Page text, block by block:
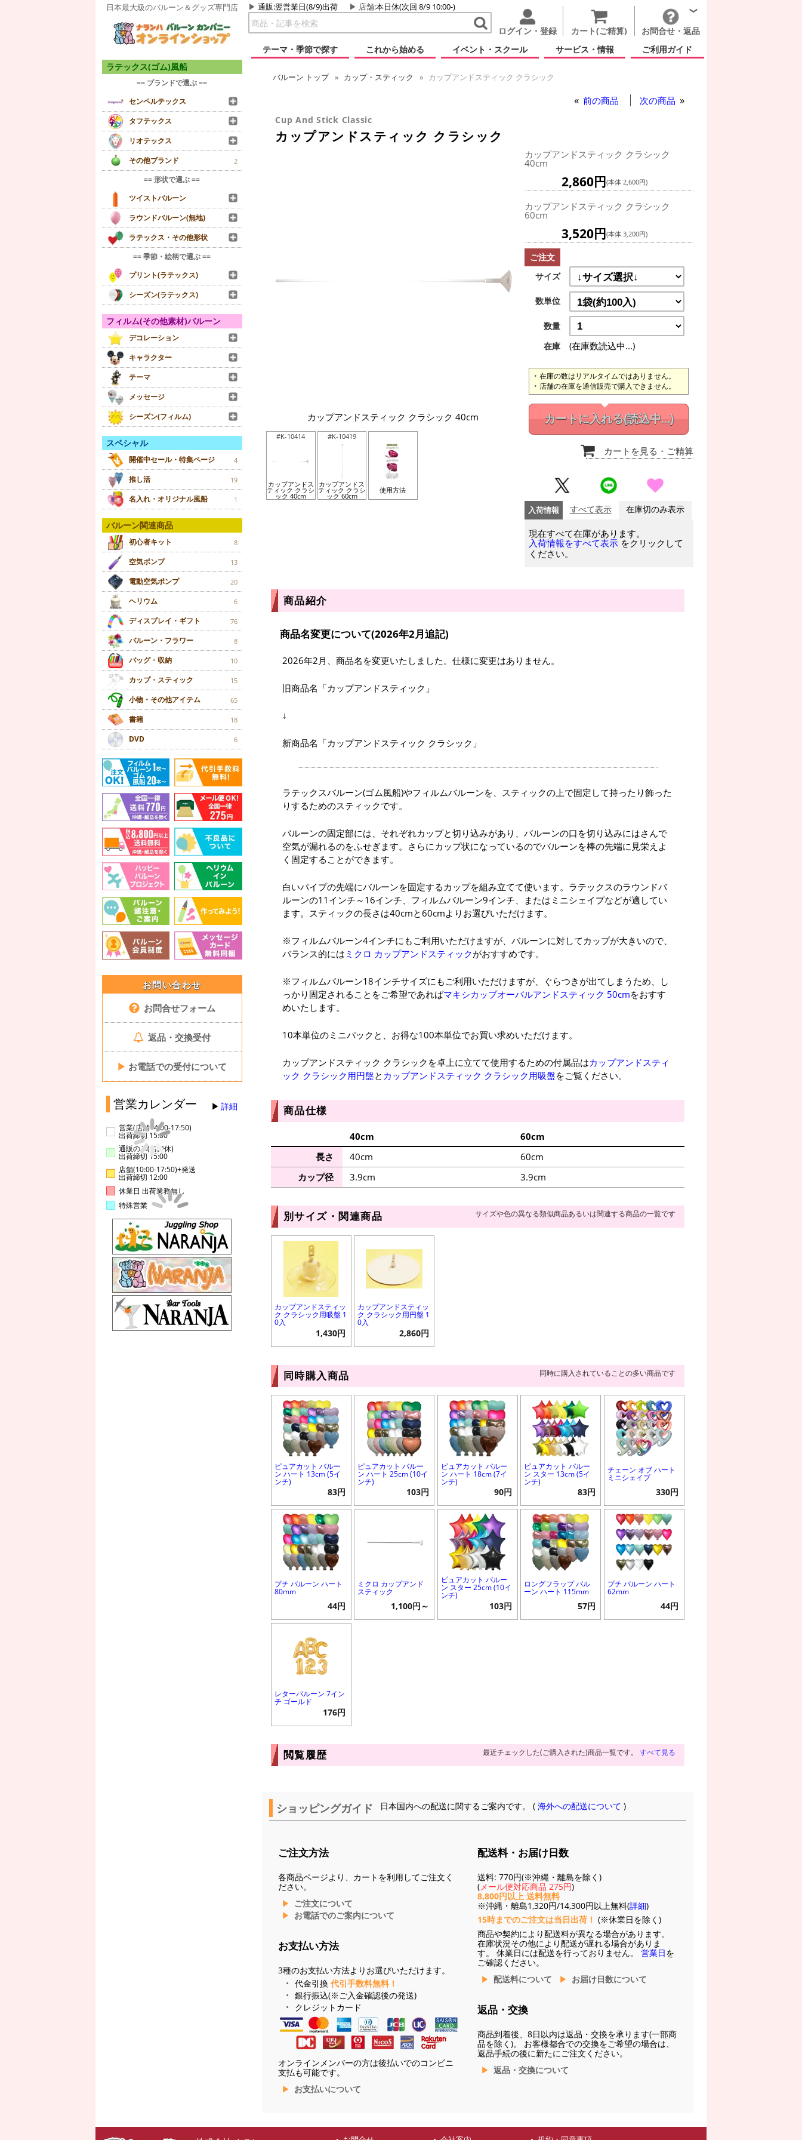
日本最大級のバルーン＆グッズ専門店 通販:翌営業日(8/9)出荷 店舗:本日休(次回 8/9 10:00-)
ログイン・登録 カート(ご精算)
お問合せ・返品
テーマ・季節で探す
これから始める イベント・スクール サービス・情報 ご利用ガイド
ラテックス(ゴム)風船
== ブランドで選ぶ ==
センペルテックス
タフテックス
リオテックス
その他ブランド
2
== 形状で選ぶ ==
ツイストバルーン
ラウンドバルーン(無地)
ラテックス・その他形状
== 季節・絵柄で選ぶ ==
プリント(ラテックス)
シーズン(ラテックス)
フィルム(その他素材)バルーン
デコレーション
キャラクター
テーマ
メッセージ
シーズン(フィルム)
スペシャル
開催中セール・特集ページ 4
推し活 19
名入れ・オリジナル風船 1
バルーン関連商品
初心者キット 8
空気ポンプ 13
電動空気ポンプ 20
ヘリウム 6
ディスプレイ・ギフト 76
バルーン・フラワー 8
バッグ・収納 10
カップ・スティック 15
小物・その他アイテム 65
書籍 18
DVD 6
お問い合わせ
お問合せフォーム
返品・交換受付
▶ お電話での受付について
営業カレンダー 詳細
営業(店舗14:00-17:50)
出荷締切 15:00
通販のみ(店舗休)
出荷締切 15:00
店舗(10:00-17:50)+発送
出荷締切 12:00
休業日 出荷業務無し
特殊営業
バルーン トップ カップ・スティック カップアンドスティック クラシック
前の商品 次の商品
Cup And Stick Classic
カップアンドスティック クラシック
カップアンドスティック クラシック 40cm
#K-10414
カップアンドス
ティック クラシ
ック 40cm
#K-10419
カップアンドス
ティック クラシ
ック 60cm
使用方法
カップアンドスティック クラシック
40cm
2,860円(本体 2,600円)
カップアンドスティック クラシック
60cm
3,520円(本体 3,200円)
ご注文
サイズ
数単位
数量
在庫
(在庫数読込中...)
在庫の数はリアルタイムではありません。
店舗の在庫を通信販売で購入できません。
カートに入れる(読込中...)
カートを見る ・ご精算
入荷情報 すべて表示 在庫切のみ表示
現在すべて在庫があります。
入荷情報をすべて表示 をクリックして
ください。
商品紹介
商品名変更について(2026年2月追記)
2026年2月、商品名を変更いたしました。仕様に変更はありません。
旧商品名「カップアンドスティック」
↓
新商品名「カップアンドスティック クラシック」
ラテックスバルーン(ゴム風船)やフィルムバルーンを、スティックの上で固定して持ったり飾った
りするためのスティックです。
バルーンの固定部には、それぞれカップと切り込みがあり、バルーンの口を切り込みにはさんで
空気が漏れるのをふせぎます。さらにカップ状になっているのでバルーンを棒の先端に見栄えよ
く固定することができます。
白いパイプの先端にバルーンを固定するカップを組み立てて使います。ラテックスのラウンドバ
ルーンの11インチ～16インチ、フィルムバルーン9インチ、またはミニシェイプなどが適してい
ます。スティックの長さは40cmと60cmよりお選びいただけます。
※フィルムバルーン4インチにもご利用いただけますが、バルーンに対してカップが大きいので、
バランス的には ミクロ カップアンドスティックがおすすめです。
※フィルムバルーン18インチサイズにもご利用いただけますが、ぐらつきが出てしまうため、し
っかり固定されることをご希望であればマキシカップオーバルアンドスティック 50cmをおすす
めいたします。
10本単位のミニパックと、お得な100本単位でお買い求めいただけます。
カップアンドスティック クラシックを卓上に立てて使用するための付属品はカップアンドスティ
ック クラシック用円盤と カップアンドスティック クラシック用吸盤をご覧ください。
商品仕様
40cm
長さ
40cm
カップ径
3.9cm
60cm
60cm
3.9cm
別サイズ・関連商品 サイズや色の異なる類似商品あるいは関連する商品の一覧です
カップアンドスティッ
ク クラシック用吸盤 1
0入
1,430円
カップアンドスティッ
ク クラシック用円盤 1
0入
2,860円
同時購入商品 同時に購入されていることの多い商品です
ピュアカット バルー
ン ハート 13cm (5イ
ンチ)
83円
ピュアカット バルー
ン ハート 25cm (10イ
ンチ)
103円
ピュアカット バルー
ン ハート 18cm (7イ
ンチ)
90円
ピュアカット バルー
ン スター 13cm (5イ
ンチ)
83円
チェーン オブ ハート
ミニシェイプ
330円
プチ バルーン ハート
80mm
44円
ミクロ カップアンド
スティック
1,100円～
ピュアカット バルー
ン スター 25cm (10イ
ンチ)
103円
ロングフラップ バル
ーン ハート 115mm
57円
プチ バルーン ハート
62mm
44円
レターバルーン 7イン
チ ゴールド
176円
閲覧履歴 最近チェックした(ご購入された)商品一覧です。 すべて見る
ショッピングガイド 日本国内への配送に関するご案内です。 (海外への配送について )
ご注文方法
各商品ページより、カートを利用してご注文く
ださい。
ご注文について
お電話でのご案内について
お支払い方法
3種のお支払い方法よりお選びいただけます。
代金引換 代引手数料無料！
銀行振込(※ご入金確認後の発送)
クレジットカード
オンラインメンバーの方は後払いでのコンビニ
支払も可能です。
お支払いについて
配送料・お届け日数
送料: 770円(※沖縄・離島を除く)
(メール便対応商品 275円)
8,800円以上 送料無料
※沖縄・離島1,320円/14,300円以上無料(詳細)
15時までのご注文は当日出荷！ (※休業日を除く)
商品や契約により配送料が異なる場合があります。
在庫状況その他により配送が遅れる場合がありま
す。 休業日には配送を行っておりません。 営業日を
ご確認ください。
配送料について
お届け日数について
返品・交換
商品到着後、8日以内は返品・交換を承ります(一部商
品を除く)。 お客様都合での交換をご希望の場合は、
返品手続の後に新たにご注文ください。
返品・交換について